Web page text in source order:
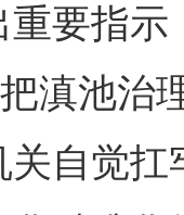
要指示
滇池治
自觉